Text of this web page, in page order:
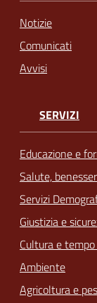
Notizie
Comunicati
Avvisi
SERVIZI
Educazione e
Salute,
Servizi
Giustizia e
Cultura e
Ambiente
Agricoltura e